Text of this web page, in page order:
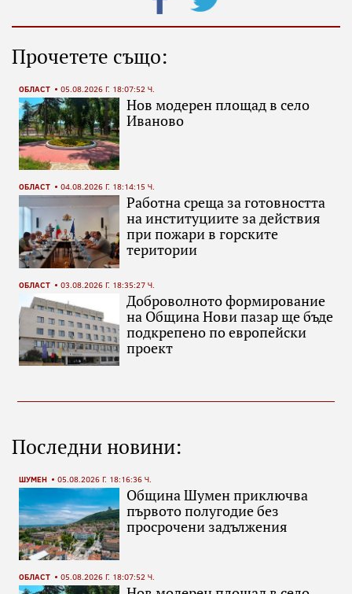
Прочетете също:
ОБЛАСТ 05.08.2026 Г. 18:07:52 Ч.
Нов модерен площад в село
Иваново
ОБЛАСТ 04.08.2026 Г. 18:14:15 Ч.
Работна среща за готовността
на институциите за действия
при пожари в горските
територии
ОБЛАСТ 03.08.2026 Г. 18:35:27 Ч.
Доброволното формирование
на Община Нови пазар ще бъде
подкрепено по европейски
проект
Последни новини:
ШУМЕН 05.08.2026 Г. 18:16:36 Ч.
Община Шумен приключва
първото полугодие без
просрочени задължения
ОБЛАСТ 05.08.2026 Г. 18:07:52 Ч.